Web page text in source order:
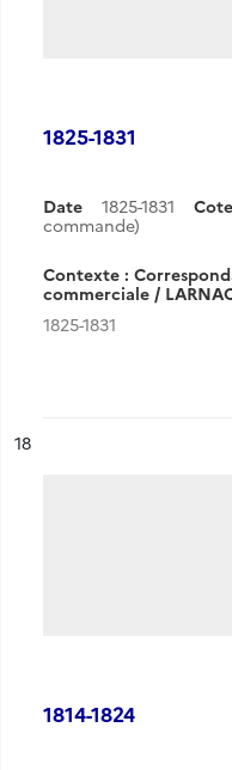
1825-1831
Date 1825-1831 Cote
commande)
Contexte :
commerciale /
1825-1831
n°
18
1814-1824